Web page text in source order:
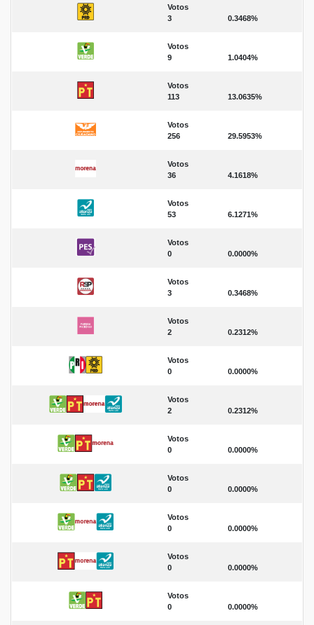
Votos
3
0.3468%
Votos
9
1.0404%
Votos
113
13.0635%
Votos
256
29.5953%
Votos
36
4.1618%
Votos
53
6.1271%
Votos
0
0.0000%
Votos
3
0.3468%
Votos
2
0.2312%
Votos
0
0.0000%
Votos
2
0.2312%
Votos
0
0.0000%
Votos
0
0.0000%
Votos
0
0.0000%
Votos
0
0.0000%
Votos
0
0.0000%